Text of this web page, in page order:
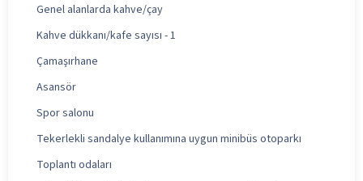
Genel alanlarda kahve/çay
Kahve dükkanı/kafe sayısı - 1
Çamaşırhane
Asansör
Spor salonu
Tekerlekli sandalye kullanımına uygun minibüs otoparkı
Toplantı odaları